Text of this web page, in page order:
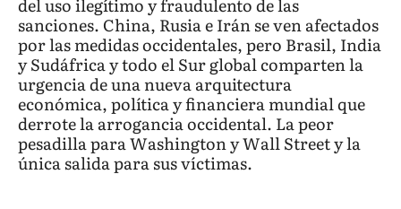
del uso ilegítimo y fraudulento de las
sanciones. China, Rusia e Irán se ven afectados
por las medidas occidentales, pero Brasil, India
y Sudáfrica y todo el Sur global comparten la
urgencia de una nueva arquitectura
económica, política y financiera mundial que
derrote la arrogancia occidental. La peor
pesadilla para Washington y Wall Street y la
única salida para sus víctimas.